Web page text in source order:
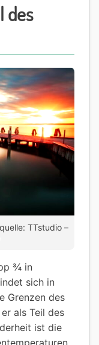
des
TTstudio –
¾ in
sich in
Grenzen des
als Teil des
ist die